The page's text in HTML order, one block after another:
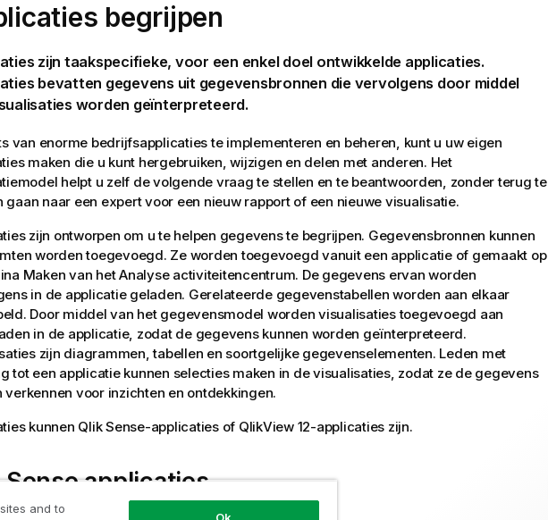
begrijpen
zijn taakspecifieke, voor een enkel doel ontwikkelde applicaties.
bevatten gegevens uit gegevensbronnen die vervolgens door middel
worden geïnterpreteerd.
van enorme bedrijfsapplicaties te implementeren en beheren, kunt u uw eigen
maken die u kunt hergebruiken, wijzigen en delen met anderen. Het
model helpt u zelf de volgende vraag te stellen en te beantwoorden, zonder terug te
gaan naar een expert voor een nieuw rapport of een nieuwe visualisatie.
zijn ontworpen om u te helpen gegevens te begrijpen. Gegevensbronnen kunnen
worden toegevoegd. Ze worden toegevoegd vanuit een applicatie of gemaakt op
Maken van hetAnalyse activiteitencentrum. De gegevens ervan worden
in de applicatie geladen. Gerelateerde gegevenstabellen worden aan elkaar
Door middel van het gegevensmodel worden visualisaties toegevoegd aan
in de applicatie, zodat de gegevens kunnen worden geïnterpreteerd.
zijn diagrammen, tabellen en soortgelijke gegevenselementen. Leden met
tot een applicatie kunnen selectiesmaken in de visualisaties, zodat ze de gegevens
verkennen voor inzichten en ontdekkingen.
kunnen Qlik Sense-applicaties of QlikView 12-applicaties zijn.
Senseapplicaties
and to